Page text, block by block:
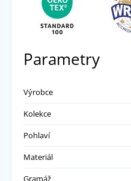
Parametry
Výrobce
Kolekce
Pohlaví
Materiál